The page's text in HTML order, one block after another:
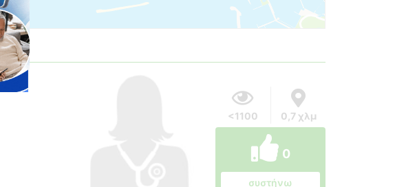
<1100 0,7 χλμ
0
συστήνω